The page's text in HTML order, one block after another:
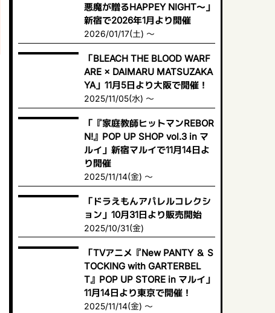
悪魔が贈るHAPPEY NIGHT〜」
新宿で2026年1月より開催
2026/01/17(土) ～
「BLEACH THE BLOOD WARF
ARE × DAIMARU MATSUZAKA
YA」11月5日より大阪で開催！
2025/11/05(水) ～
「『家庭教師ヒットマンREBOR
N!』POP UP SHOP vol.3 in マ
ルイ」新宿マルイで11月14日よ
り開催
2025/11/14(金) ～
「ドラえもんアパレルコレクシ
ョン」10月31日より販売開始
2025/10/31(金)
「TVアニメ『New PANTY ＆ S
TOCKING with GARTERBEL
T』POP UP STORE in マルイ」
11月14日より東京で開催！
2025/11/14(金) ～